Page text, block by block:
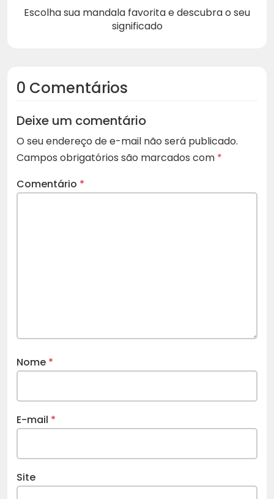
Escolha sua mandala favorita e descubra o seu
significado
0 Comentários
Deixe um comentário
O seu endereço de e-mail não será publicado.
Campos obrigatórios são marcados com *
Comentário *
Nome *
E-mail *
Site